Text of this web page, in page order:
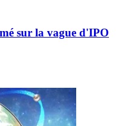
sur la vague d'IPO